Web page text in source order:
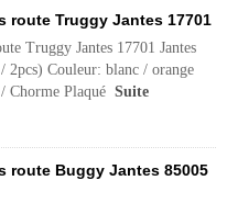
route Truggy Jantes 17701
Truggy Jantes 17701 Jantes
2pcs) Couleur: blanc / orange
Chorme Plaqué Suite
route Buggy Jantes 85005